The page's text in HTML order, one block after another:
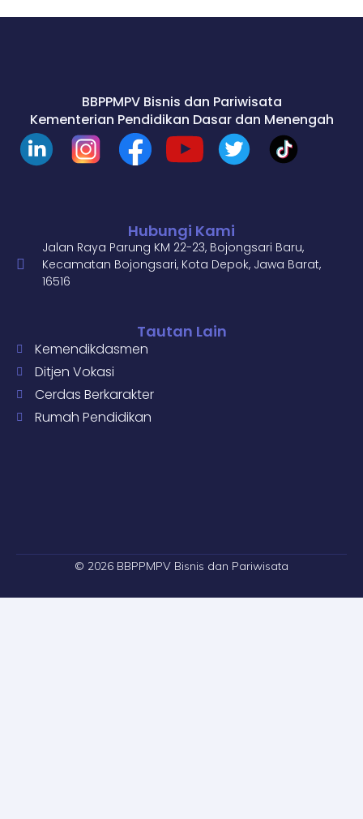
BBPPMPV Bisnis dan Pariwisata
Kementerian Pendidikan Dasar dan Menengah
Hubungi Kami
Jalan Raya Parung KM 22-23, Bojongsari Baru,
Kecamatan Bojongsari, Kota Depok, Jawa Barat,
16516
Tautan Lain
Kemendikdasmen
Ditjen Vokasi
Cerdas Berkarakter
Rumah Pendidikan
© 2026 BBPPMPV Bisnis dan Pariwisata